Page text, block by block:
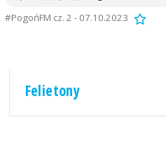
#PogońFM cz. 2 - 07.10.2023
Felietony